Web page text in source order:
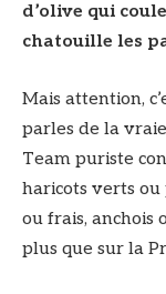
d’olive qui
chatouille les
Mais attention,
parles de la
Team puriste
haricots verts ou
ou frais, anchois
plus que sur la